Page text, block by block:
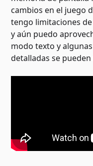
cambios en el juego
tengo limitaciones
y aún puedo
modo texto y
detalladas se